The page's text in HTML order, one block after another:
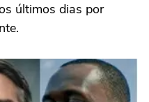
últimos dias por